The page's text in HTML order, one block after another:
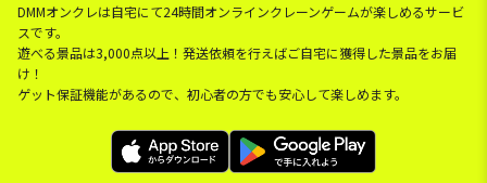
DMMオンクレは自宅にて24時間オンラインクレーンゲームが楽しめるサービ
スです。
遊べる景品は3,000点以上！発送依頼を行えばご自宅に獲得した景品をお届
け！
ゲット保証機能があるので、初心者の方でも安心して楽しめます。